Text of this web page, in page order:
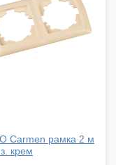
Carmen рамка 2 м
крем